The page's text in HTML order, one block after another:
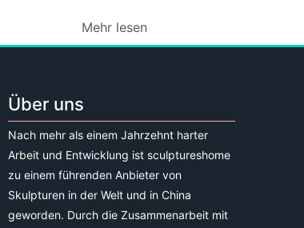
Mehr lesen
Über uns
Nach mehr als einem Jahrzehnt harter
Arbeit und Entwicklung ist sculptureshome
zu einem führenden Anbieter von
Skulpturen in der Welt und in China
geworden. Durch die Zusammenarbeit mit